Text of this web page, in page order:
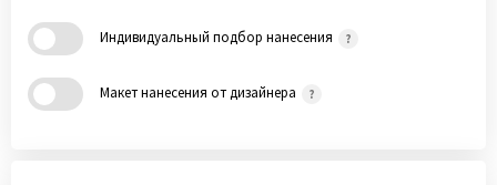
Индивидуальный подбор нанесения
Макет нанесения от дизайнера